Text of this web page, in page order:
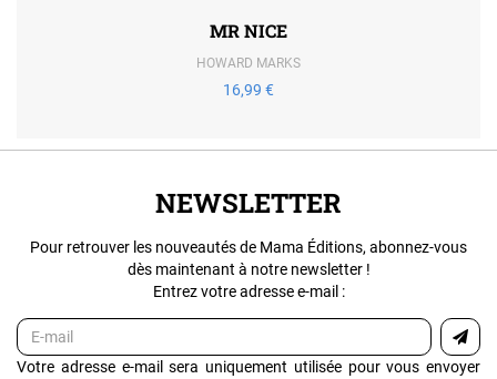
MR NICE
HOWARD MARKS
16,99 €
NEWSLETTER
Pour retrouver les nouveautés de Mama Éditions, abonnez-vous
dès maintenant à notre newsletter !
Entrez votre adresse e-mail :
Votre adresse e-mail sera uniquement utilisée pour vous envoyer